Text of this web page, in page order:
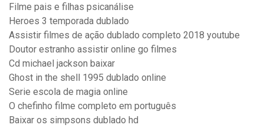
Filme pais e filhas psicanálise
Heroes 3 temporada dublado
Assistir filmes de ação dublado completo 2018 youtube
Doutor estranho assistir online go filmes
Cd michael jackson baixar
Ghost in the shell 1995 dublado online
Serie escola de magia online
O chefinho filme completo em português
Baixar os simpsons dublado hd